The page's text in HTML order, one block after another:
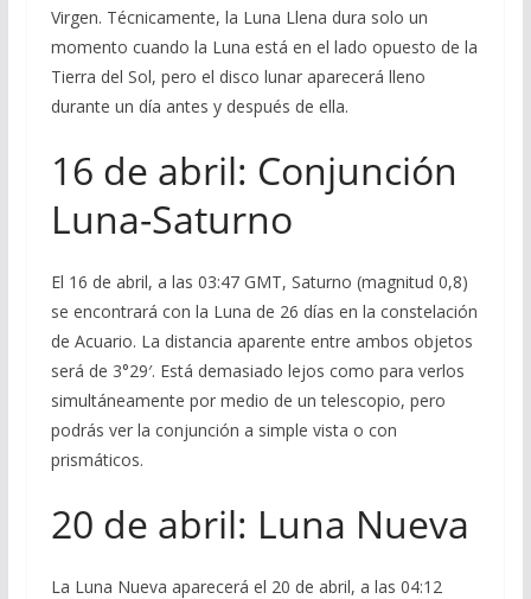
Virgen. Técnicamente, la Luna Llena dura solo un
momento cuando la Luna está en el lado opuesto de la
Tierra del Sol, pero el disco lunar aparecerá lleno
durante un día antes y después de ella.
16 de abril: Conjunción
Luna-Saturno
El 16 de abril, a las 03:47 GMT, Saturno (magnitud 0,8)
se encontrará con la Luna de 26 días en la constelación
de Acuario. La distancia aparente entre ambos objetos
será de 3°29′. Está demasiado lejos como para verlos
simultáneamente por medio de un telescopio, pero
podrás ver la conjunción a simple vista o con
prismáticos.
20 de abril: Luna Nueva
La Luna Nueva aparecerá el 20 de abril, a las 04:12